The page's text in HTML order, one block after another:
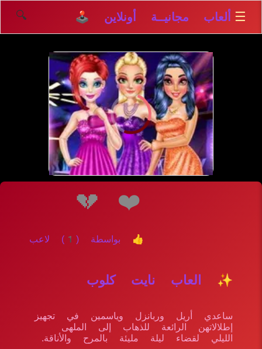
☰ ألعاب مجانيــة أونلاين 🕹️ 🔍
إلعــــب
❤️
💔
👍 بواسطة (1) لاعب
✨ العاب نايت كلوب
ساعدي أريل وربانزل وياسمين في تجهيز
إطلالاتهن الرائعة للذهاب إلى الملهى
الليلي لقضاء ليلة مليئة بالمرح والأناقة.